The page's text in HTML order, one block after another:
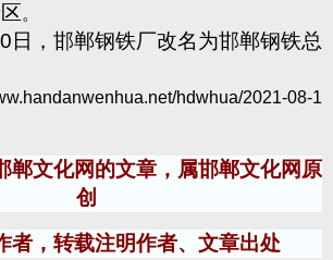
。
日，邯郸钢铁厂改名为邯郸钢铁总
hdwhua/2021-08-1
郸文化网的文章，属邯郸文化网原
创
者，转载注明作者、文章出处